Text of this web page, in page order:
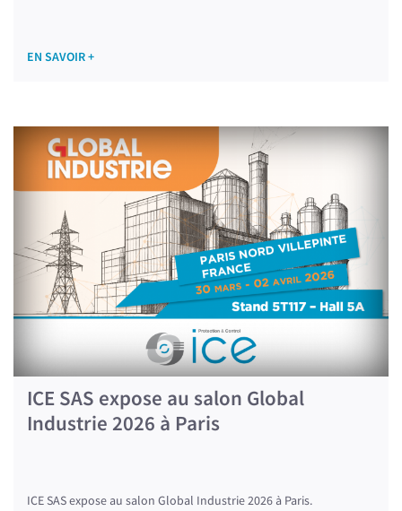
EN SAVOIR +
ICE SAS expose au salon Global
Industrie 2026 à Paris
ICE SAS expose au salon Global Industrie 2026 à Paris.